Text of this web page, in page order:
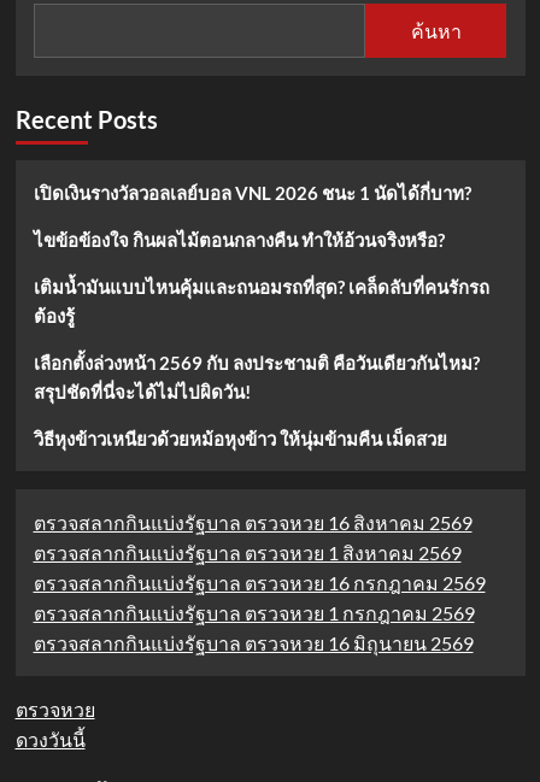
ลูก
คอ
พลาด!
เด็ด
16
2568
ค้นหา
Recent Posts
เปิดเงินรางวัลวอลเลย์บอล VNL 2026 ชนะ 1 นัดได้กี่บาท?
ไขข้อข้องใจ กินผลไม้ตอนกลางคืน ทำให้อ้วนจริงหรือ?
เติมน้ำมันแบบไหนคุ้มและถนอมรถที่สุด? เคล็ดลับที่คนรักรถ
ต้องรู้
เลือกตั้งล่วงหน้า 2569 กับ ลงประชามติ คือวันเดียวกันไหม?
สรุปชัดที่นี่จะได้ไม่ไปผิดวัน!
วิธีหุงข้าวเหนียวด้วยหม้อหุงข้าว ให้นุ่มข้ามคืน เม็ดสวย
ตรวจสลากกินแบ่งรัฐบาล ตรวจหวย 16 สิงหาคม 2569
ตรวจสลากกินแบ่งรัฐบาล ตรวจหวย 1 สิงหาคม 2569
ตรวจสลากกินแบ่งรัฐบาล ตรวจหวย 16 กรกฎาคม 2569
ตรวจสลากกินแบ่งรัฐบาล ตรวจหวย 1 กรกฎาคม 2569
ตรวจสลากกินแบ่งรัฐบาล ตรวจหวย 16 มิถุนายน 2569
ตรวจหวย
ดวงวันนี้